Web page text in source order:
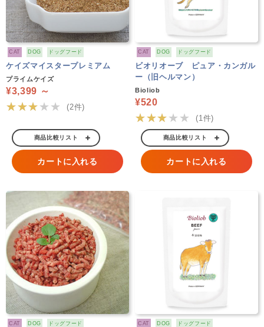
CAT DOG ドッグフード
ケイズマイスタープレミアム
プライムケイズ
¥3,399 ～
★★★★★ (2件)
商品比較リスト
カートに入れる
CAT DOG ドッグフード
ビオリオーブ ピュア・カンガル
ー（旧ヘルマン）
Bioliob
¥520
★★★★★ (1件)
商品比較リスト
カートに入れる
CAT DOG ドッグフード CAT DOG ドッグフード